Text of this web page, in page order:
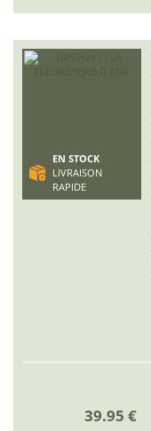
EN STOCK
LIVRAISON
RAPIDE
39.95 €